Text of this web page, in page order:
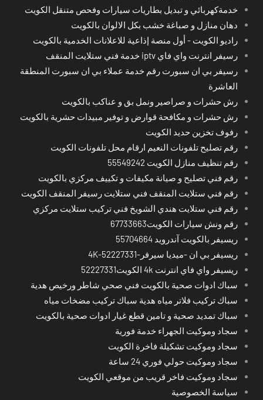
خدمةكهربائي و تبديل بطاريات سيارات وفحص متنقل الكويت
دهان منازل و صباغة خشب بكل الالوان بالكويت
راديو الكويت - أول منصة إذاعية للاعلانات الخدمية بالكويت
رسيفر انترنت واي فاي iptv خدمة فني ستلايت المنقف
رسيفر بي ان سبورت رقم خدمة عملاء بي ان سبورت المنطقة
العاشرة
رش حشرات و صراصير ونمل بق و عناكب بالكويت
رش حشرات و مكافحة قوارض و توفير مبيدات حشرية بالكويت
رفوف تخزين حديد الكويت
رقم تصليح تلفونات النعيم ارقام محل تلفونات الكويت
رقم تنظيف منازل الكويت 55549242
رقم فني تصليح و صيانة مكيفات و تكييف مركزي بالكويت
رقم فني ستلايت المنقف فني ستلايت رسيفر المنقف الكويت
رقم فني ستلايت هندي الشويخ فني تركيب ستلايت مركزي
رقم ونش سيارات الكويت67733663
ريسيفر بالكويت آندرويد 55704664
ريسيفر بي ان -ميديا سيرفر-4K-52227331
ريسيفر واي فاي انترنت 4k الكويت52227331
سباك ادوات صحية بالكويت فني صحي شاطر ورخيص هدية
سباك تركيب فلاتر مياه هدية سباك تركيب مضخات مياه
سباك تمديد صحية و تامين قطع غيار ادوات صحية بالكويت
سجاد وموكيت الجهراء خدمة فورية
سجاد وموكيت تشكيلة فاخرة الكويت
سجاد وموكيت حولي فوري 24 ساعة
سجاد وموكيت فاخر قريب من موقعي الكويت
سياسة الخصوصية